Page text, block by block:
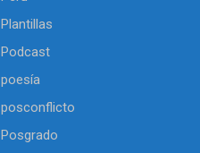
Plantillas
Podcast
poesía
posconflicto
Posgrado